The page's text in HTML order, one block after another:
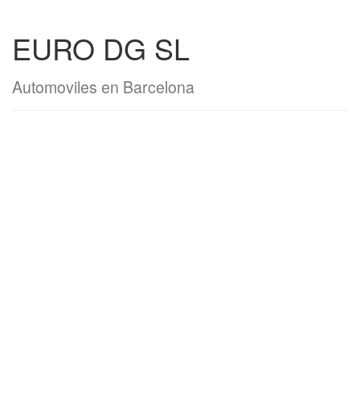
EURO DG SL
Automoviles en Barcelona